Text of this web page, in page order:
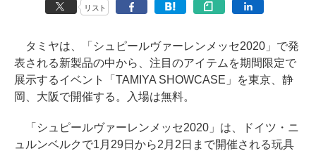
リスト
タミヤは、「シュピールヴァーレンメッセ2020」で発
表される新製品の中から、注目のアイテムを期間限定で
展示するイベント「TAMIYA SHOWCASE」を東京、静
岡、大阪で開催する。入場は無料。
「シュピールヴァーレンメッセ2020」は、ドイツ・ニ
ュルンベルクで1月29日から2月2日まで開催される玩具